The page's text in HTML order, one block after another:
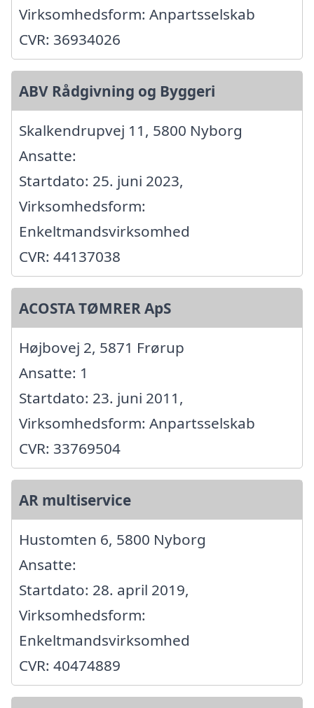
Virksomhedsform: Anpartsselskab
CVR: 36934026
ABV Rådgivning og Byggeri
Skalkendrupvej 11, 5800 Nyborg
Ansatte:
Startdato: 25. juni 2023,
Virksomhedsform:
Enkeltmandsvirksomhed
CVR: 44137038
ACOSTA TØMRER ApS
Højbovej 2, 5871 Frørup
Ansatte: 1
Startdato: 23. juni 2011,
Virksomhedsform: Anpartsselskab
CVR: 33769504
AR multiservice
Hustomten 6, 5800 Nyborg
Ansatte:
Startdato: 28. april 2019,
Virksomhedsform:
Enkeltmandsvirksomhed
CVR: 40474889